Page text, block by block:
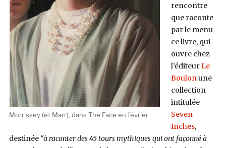
Morrissey (et Marr), dans The Face en février
rencontre
que raconte
par le menu
ce livre, qui
ouvre chez
l’éditeurLe
Boulonune
collection
intitulée
Seven
Inches,
destinée “à raconter des 45 tours mythiques qui ont façonné à